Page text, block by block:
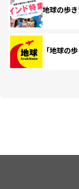
地球の歩
「地球の